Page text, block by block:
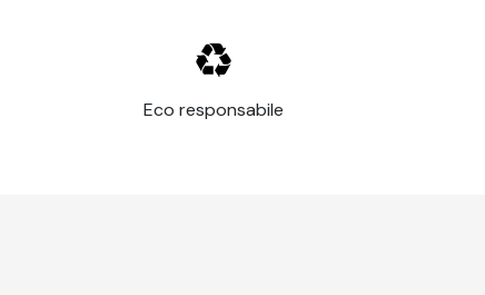
tra la vernice e il supporto
Eco responsabile